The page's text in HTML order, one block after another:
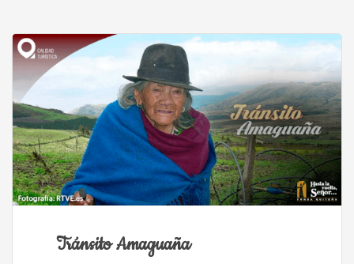
Tránsito Amaguaña